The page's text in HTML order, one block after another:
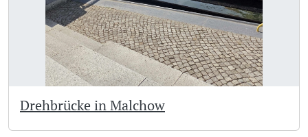
Drehbrücke in Malchow